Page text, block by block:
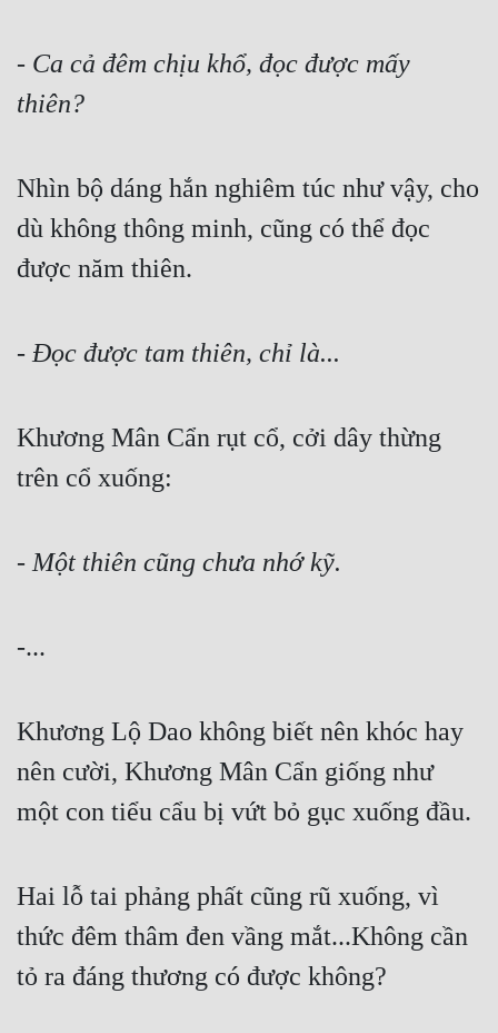
- Ca cả đêm chịu khổ, đọc được mấy
thiên?
Nhìn bộ dáng hắn nghiêm túc như vậy, cho
dù không thông minh, cũng có thể đọc
được năm thiên.
- Đọc được tam thiên, chỉ là...
Khương Mân Cẩn rụt cổ, cởi dây thừng
trên cổ xuống:
- Một thiên cũng chưa nhớ kỹ.
-...
Khương Lộ Dao không biết nên khóc hay
nên cười, Khương Mân Cẩn giống như
một con tiểu cẩu bị vứt bỏ gục xuống đầu.
Hai lỗ tai phảng phất cũng rũ xuống, vì
thức đêm thâm đen vầng mắt...Không cần
tỏ ra đáng thương có được không?